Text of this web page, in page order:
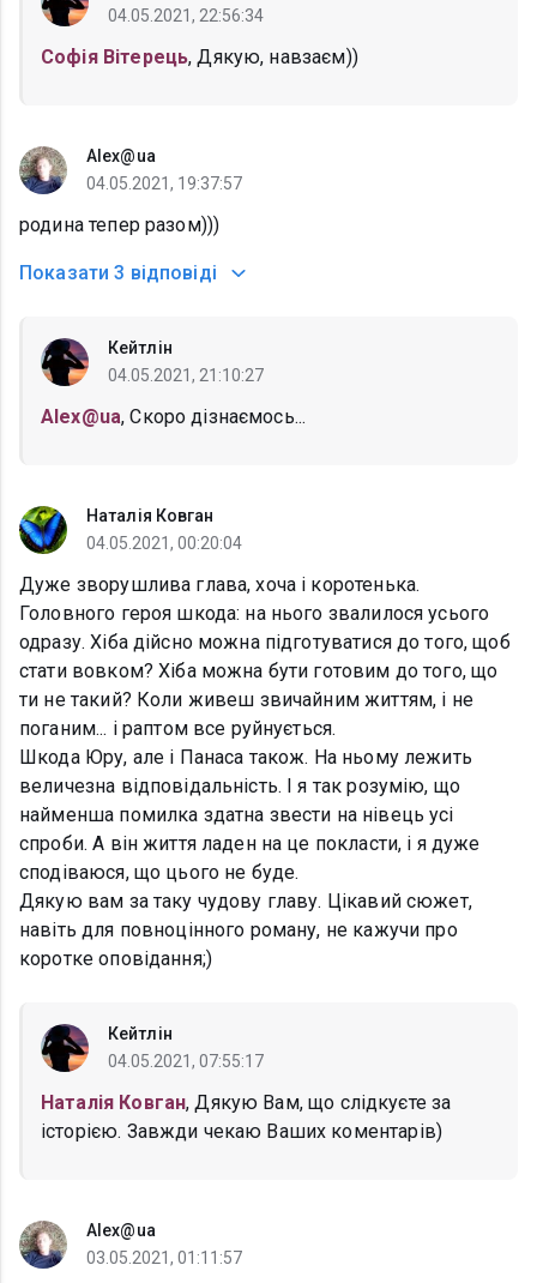
04.05.2021, 22:56:34
Софія Вітерець, Дякую, навзаєм))
Alex@ua
04.05.2021, 19:37:57
родина тепер разом)))
Показати 3 відповіді
Кейтлін
04.05.2021, 21:10:27
Alex@ua, Скоро дізнаємось...
Наталія Ковган
04.05.2021, 00:20:04
Дуже зворушлива глава, хоча і коротенька.
Головного героя шкода: на нього звалилося усього
одразу. Хіба дійсно можна підготуватися до того, щоб
стати вовком? Хіба можна бути готовим до того, що
ти не такий? Коли живеш звичайним життям, і не
поганим... і раптом все руйнується.
Шкода Юру, але і Панаса також. На ньому лежить
величезна відповідальність. І я так розумію, що
найменша помилка здатна звести на нівець усі
спроби. А він життя ладен на це покласти, і я дуже
сподіваюся, що цього не буде.
Дякую вам за таку чудову главу. Цікавий сюжет,
навіть для повноцінного роману, не кажучи про
коротке оповідання;)
Кейтлін
04.05.2021, 07:55:17
Наталія Ковган, Дякую Вам, що слідкуєте за
історією. Завжди чекаю Ваших коментарів)
Alex@ua
03.05.2021, 01:11:57